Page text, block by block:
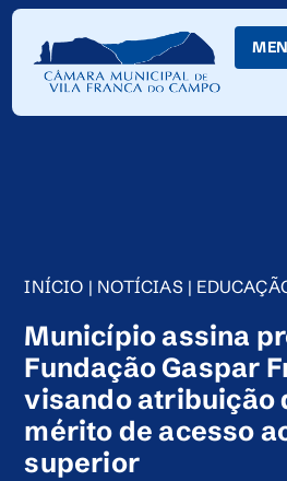
Skip
Content
INÍCIO | NOTÍCIAS |
Município assina
Fundação Gaspar
visando atribuição
mérito de acesso
superior